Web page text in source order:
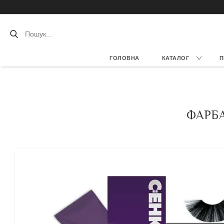
ГОЛОВНА КАТАЛОГ